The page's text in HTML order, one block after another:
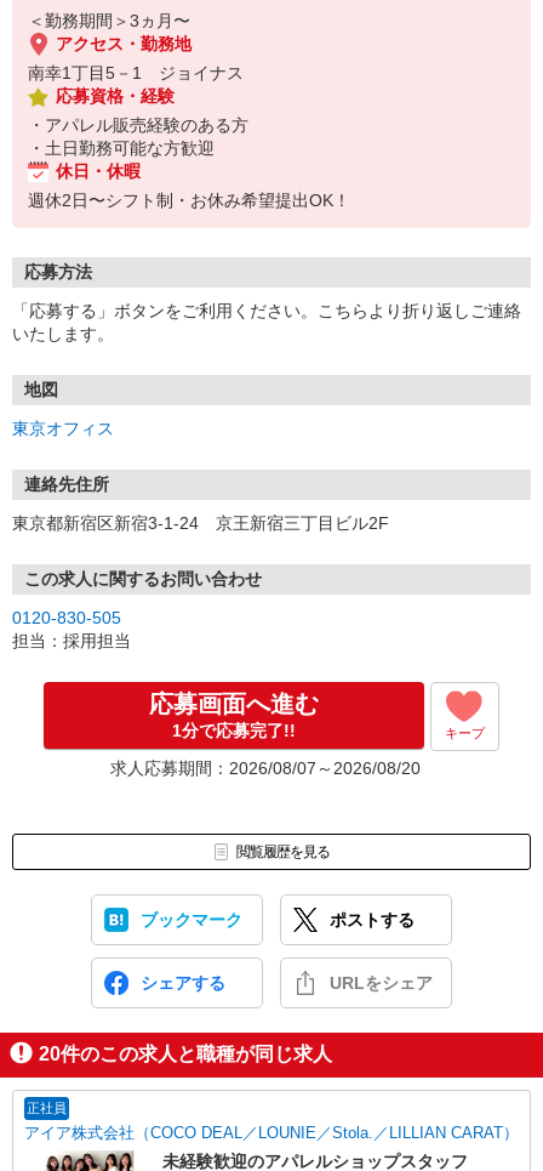
＜勤務期間＞3ヵ月〜
アクセス・勤務地
南幸1丁目5－1 ジョイナス
応募資格・経験
・アパレル販売経験のある方
・土日勤務可能な方歓迎
休日・休暇
週休2日〜シフト制・お休み希望提出OK！
応募方法
「応募する」ボタンをご利用ください。こちらより折り返しご連絡
いたします。
地図
東京オフィス
連絡先住所
東京都新宿区新宿3-1-24 京王新宿三丁目ビル2F
この求人に関するお問い合わせ
0120-830-505
担当：採用担当
応募画面へ進む
1分で応募完了!! キープ
求人応募期間：2026/08/07～2026/08/20
閲覧履歴を見る
ブックマーク ポストする
シェアする URLをシェア
20件のこの求人と職種が同じ求人
正社員
アイア株式会社（COCO DEAL／LOUNIE／Stola.／LILLIAN CARAT）
未経験歓迎のアパレルショップスタッフ